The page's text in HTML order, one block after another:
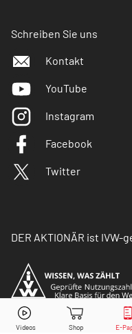
NioAktie jetzt handeln?
Schreiben Sie uns
Kontakt
YouTube
Instagram
Facebook
Twitter
DER AKTIONÄR ist IVW-